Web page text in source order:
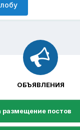
ОБЪЯВЛЕНИЯ
размещение постов